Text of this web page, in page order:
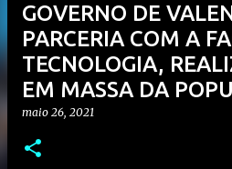
GOVERNO DE
PARCERIA COM A
TECNOLOGIA,
EM MASSA DA
maio 26, 2021